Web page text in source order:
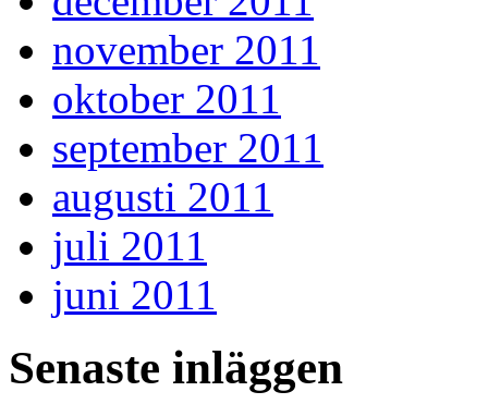
november 2011
oktober 2011
september 2011
augusti 2011
juli 2011
juni 2011
Senaste inläggen